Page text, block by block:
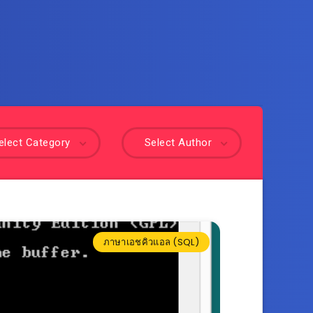
Select Author
Category
ภาษาเอชคิวแอล (SQL)